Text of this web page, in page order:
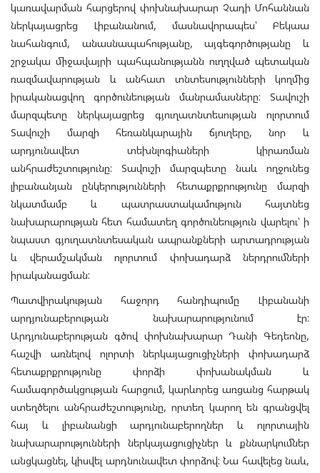
կառավարման հարցերով փոխնախարար Չադի Մոհաննան
ներկայացրեց Լիբանանում, մասնավորապես՝ Բեկաա
նահանգում, անասնապահությանը, այգեգործությանը և
շրջակա միջավայրի պահպանությանն ուղղված պետական
ռազմավարության և անհատ տնտեսությունների կողմից
իրականացվող գործունեության մանրամասները: Տավուշի
մարզպետը ներկայացրեց գյուղատնտեսության ոլորտում
Տավուշի մարզի հեռանկարային ճյուղերը, նոր և
արդյունավետ տեխնլոգիաների կիրառման
անհրաժեշտությունը: Տավուշի մարզպետը նաև ողջունեց
լիբանանյան ընկերությունների հետաքրքրությունը մարզի
նկատմամբ և պատրաստակամություն հայտնեց
նախարարության հետ համատեղ գործունեություն վարելու՝ ի
նպաստ գյուղատնտեսական ապրանքների արտադրության
և վերամշակման ոլորտում փոխադարձ ներդրումների
իրականացման:
Պատվիրակության հաջորդ հանդիպումը Լիբանանի
արդյունաբերության նախարարությունում էր:
Արդյունաբերության գծով փոխնախարար Դանի Գեդեոնը,
հաշվի առնելով ոլորտի ներկայացուցիչների փոխադարձ
հետաքրքրությունը փորձի փոխանակման և
համագործակցության հարցում, կարևորեց առցանց հարթակ
ստեղծելու անհրաժեշտությունը, որտեղ կարող են գրանցվել
հայ և լիբանանցի արդյունաբերողներ և ոլորտային
նախարարությունների ներկայացուցիչներ և քննարկումներ
անցկացնել, կիսվել արդնունավետ փորձով: Նա հավելեց նաև,